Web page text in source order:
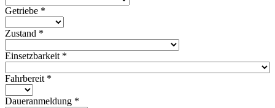
Getriebe *
Zustand *
Einsetzbarkeit *
Fahrbereit *
Daueranmeldung *